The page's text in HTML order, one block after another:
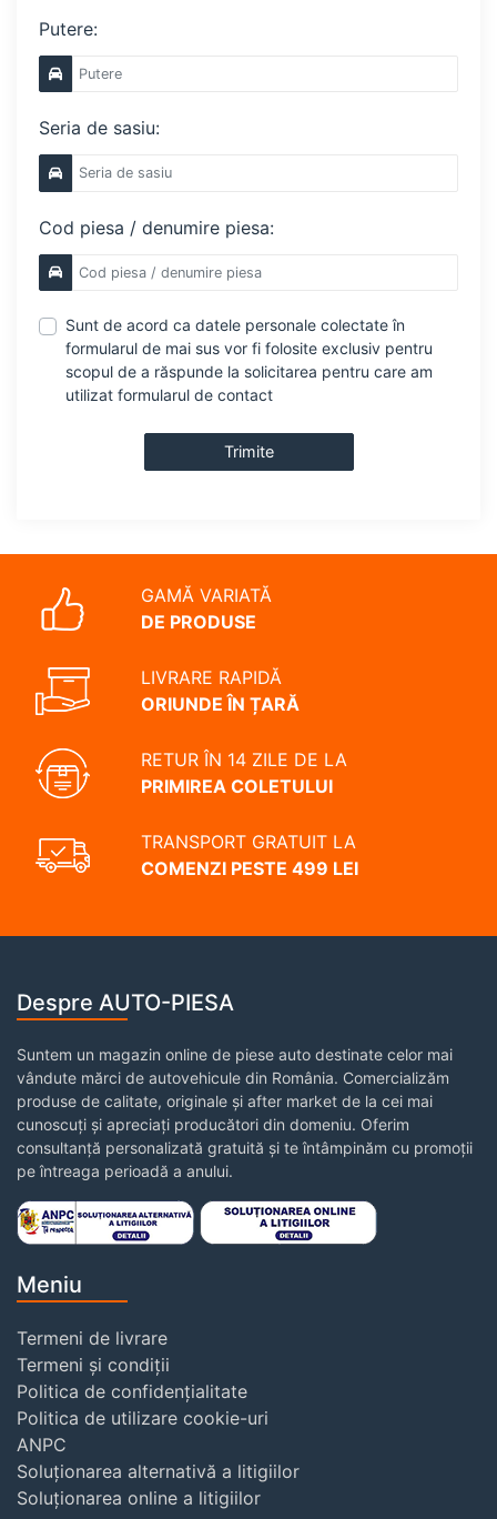
Putere:
Seria de sasiu:
Cod piesa / denumire piesa:
Sunt de acord ca datele personale colectate în
formularul de mai sus vor fi folosite exclusiv pentru
scopul de a răspunde la solicitarea pentru care am
utilizat formularul de contact
Trimite
GAMĂ VARIATĂ
DE PRODUSE
LIVRARE RAPIDĂ
ORIUNDE ÎN ȚARĂ
RETUR ÎN 14 ZILE DE LA
PRIMIREA COLETULUI
TRANSPORT GRATUIT LA
COMENZI PESTE 499 LEI
Despre AUTO-PIESA
Suntem un magazin online de piese auto destinate celor mai
vândute mărci de autovehicule din România. Comercializăm
produse de calitate, originale și after market de la cei mai
cunoscuți și apreciați producători din domeniu. Oferim
consultanță personalizată gratuită și te întâmpinăm cu promoții
pe întreaga perioadă a anului.
Meniu
Termeni de livrare
Termeni și condiții
Politica de confidențialitate
Politica de utilizare cookie-uri
ANPC
Soluționarea alternativă a litigiilor
Soluționarea online a litigiilor